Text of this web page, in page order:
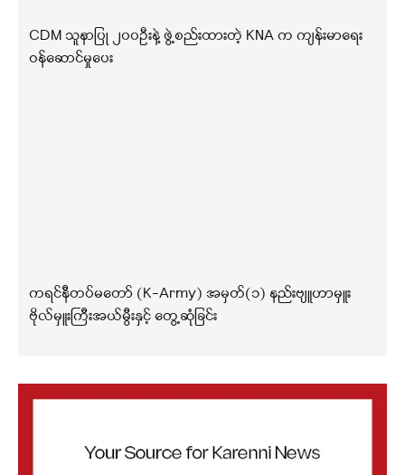
CDM သူနာပြု ၂၀၀ဦးနဲ့ ဖွဲ့စည်းထားတဲ့ KNA က ကျန်းမာရေး
ဝန်ဆောင်မှုပေး
ကရင်နီတပ်မတော် (K-Army) အမှတ်(၁) နည်းဗျူဟာမှူး
ဗိုလ်မှူးကြီးအယ်မွီးနှင့် တွေ့ဆုံခြင်း